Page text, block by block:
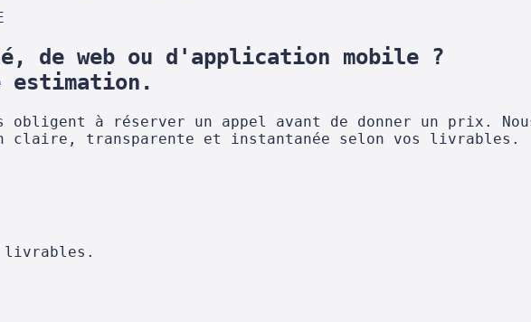
de web ou d'application mobile ?
estimation.
obligent à réserver un appel avant de donner un prix.
claire, transparente et instantanée selon vos livrables.
livrables.